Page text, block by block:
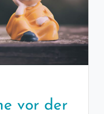
vor der